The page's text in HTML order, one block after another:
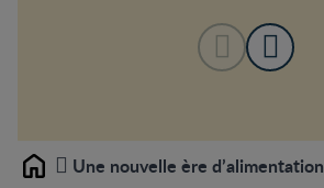
Home Une nouvelle ère d’alimentation